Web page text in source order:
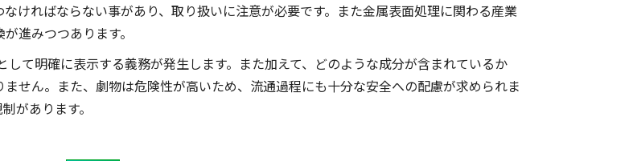
ければならない事があり、取り扱いに注意が必要です。また金属表面処理に関わる産業
進みつつあります。
て明確に表示する義務が発生します。また加えて、どのような成分が含まれているか
せん。また、劇物は危険性が高いため、流通過程にも十分な安全への配慮が求められま
があります。